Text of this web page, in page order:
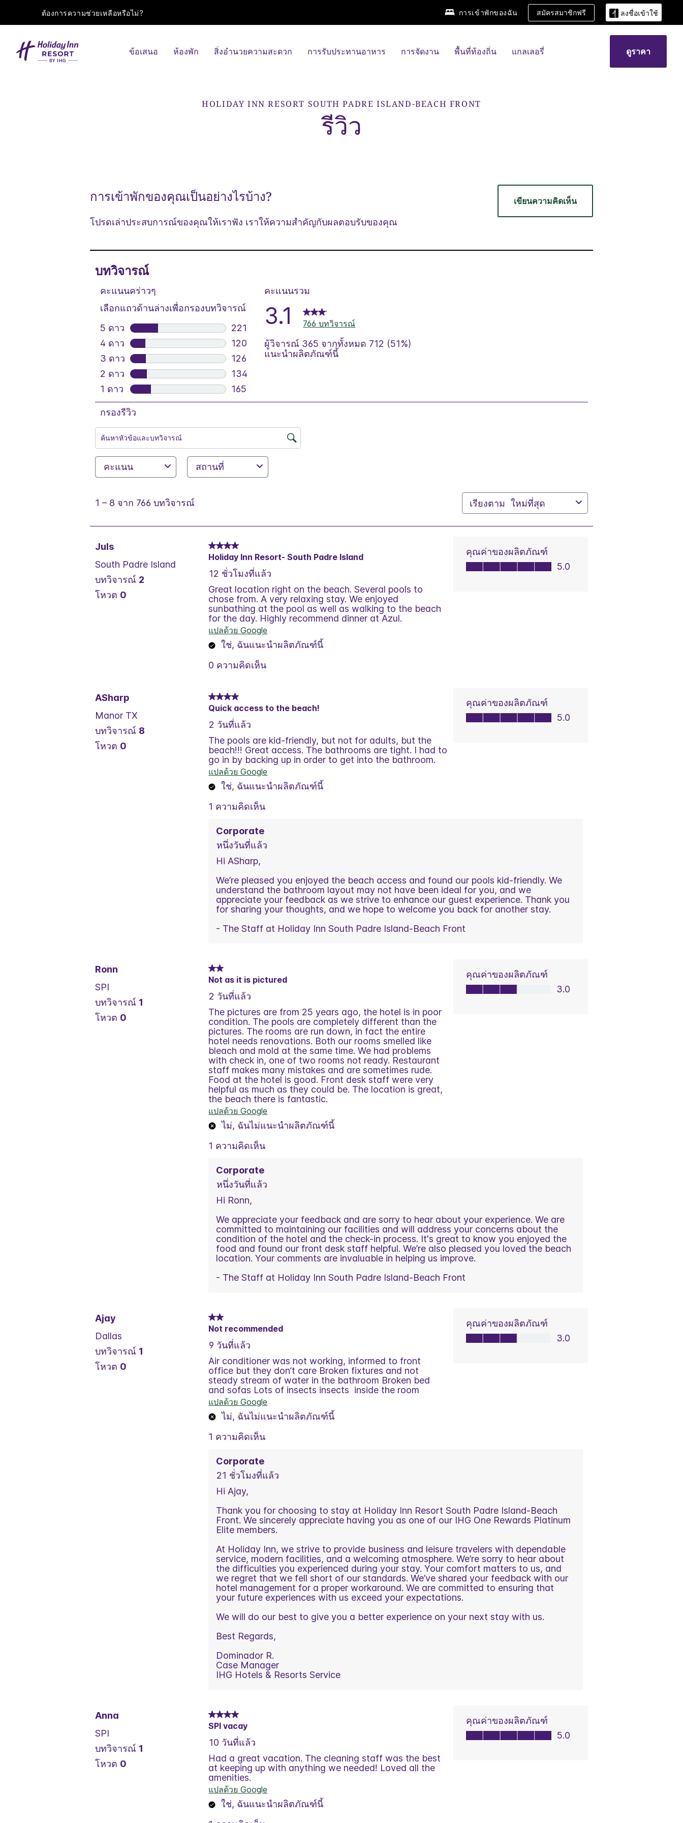
ต้องการความช่วยเหลือหรือไม่? การเข้าพักของฉัน สมัครสมาชิกฟรี ลงชื่อเข้าใช้
ข้อเสนอ ห้องพัก สิ่งอำนวยความสะดวก การรับประทานอาหาร การจัดงาน พื้นที่ท้องถิ่น แกลเลอรี่ ดูราคา
HOLIDAY INN RESORT SOUTH PADRE ISLAND-BEACH FRONT
รีวิว
การเข้าพักของคุณเป็นอย่างไรบ้าง?
โปรดเล่าประสบการณ์ของคุณให้เราฟัง เราให้ความสำคัญกับผลตอบรับของคุณ
เขียนความคิดเห็น